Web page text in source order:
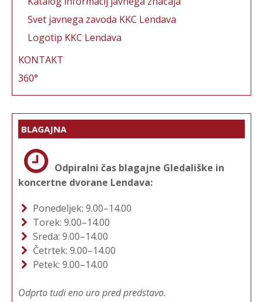
Svet javnega zavoda KKC Lendava
Logotip KKC Lendava
KONTAKT
360°
BLAGAJNA
Odpiralni čas blagajne Gledališke in
koncertne dvorane Lendava:
Ponedeljek: 9.00–14.00
Torek: 9.00–14.00
Sreda: 9.00–14.00
Četrtek: 9.00–14.00
Petek: 9.00–14.00
Odprto tudi eno uro pred predstavo.